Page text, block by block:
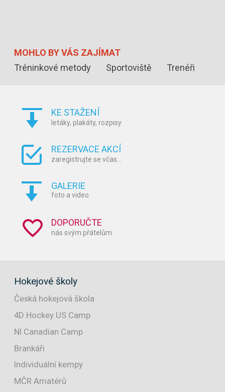
MOHLO BYVÁS ZAJÍMAT
Tréninkové metody
Sportoviště Trenéři
KE STAŽENÍ
letáky, plakáty, rozpisy
REZERVACE AKCÍ
zaregistrujte se včas...
GALERIE
foto a video
DOPORUČTE
nás svým přátelům
Hokejové školy
Česká hokejová škola
4D Hockey US Camp
NI Canadian Camp
Brankáři
Individuální kempy
MČR Amatérů